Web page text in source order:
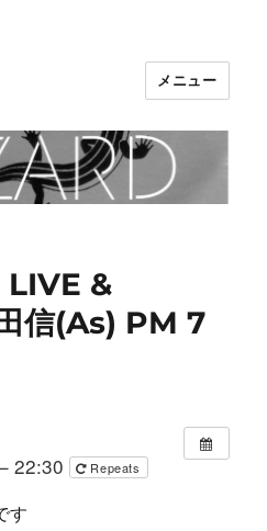
メニュー
LIVE &
信(As) PM 7
22:30 Repeats
す